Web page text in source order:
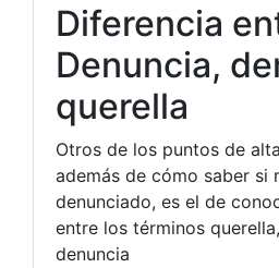
Diferencia
Denuncia,
querella
Otros de los puntos de
además de cómo saber si
denunciado, es el de
entre los términos
denuncia